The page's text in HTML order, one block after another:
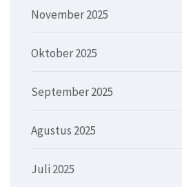
November 2025
Oktober 2025
September 2025
Agustus 2025
Juli 2025